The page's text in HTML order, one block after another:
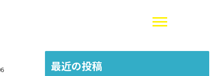
最近の投稿